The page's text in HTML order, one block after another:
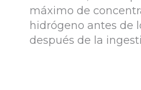
máximo de
hidrógeno antes de
después de la